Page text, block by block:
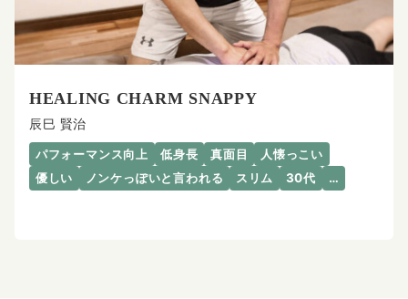
HEALING CHARM SNAPPY
辰巳 賢治
パフォーマンス向上 低身長 真面目
人懐っこい
優しい
ノンケっぽいと言われる スリム 30代 …